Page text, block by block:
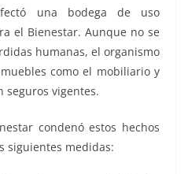
una bodega de uso
el Bienestar. Aunque no se
humanas, el organismo
como el mobiliario y
seguros vigentes.
condenó estos hechos
siguientes medidas: